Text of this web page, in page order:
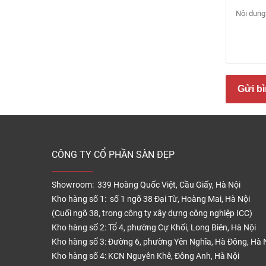
Ưu
nhiều
Sàn
Gửi
CÔNG TY CỔ PHẦN SÀN ĐẸP
Showroom: 339 Hoàng Quốc Việt, Cầu Giấy, Hà Nội
Kho hàng số 1: số 1 ngõ 38 Đại Từ, Hoàng Mai, Hà Nội
(Cuối ngõ 38, trong công ty xây dựng công nghiệp ICC)
Kho hàng số 2: Tổ 4, phường Cự Khối, Long Biên, Hà Nội
Kho hàng số 3: Đường 6, phường Yên Nghĩa, Hà Đông, Hà
Kho hàng số 4: KCN Nguyên Khê, Đông Anh, Hà Nội